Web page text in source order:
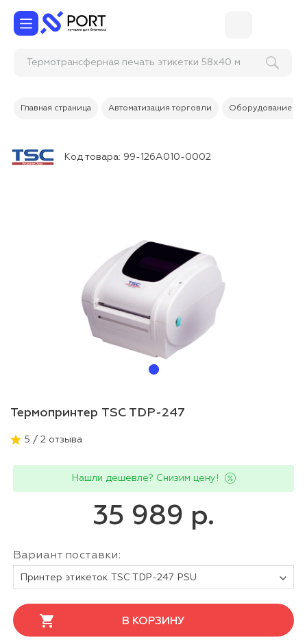
Термотрансферная печать этикетки 58х40 мм
Главная страница Автоматизация торговли Оборудование
Код товара: 99-126A010-0002
Термопринтер TSC TDP-247
5 / 2 отзыва
Нашли дешевле? Снизим цену!
35 989 р.
Вариант поставки:
Принтер этикеток TSC TDP-247 PSU
В КОРЗИНУ